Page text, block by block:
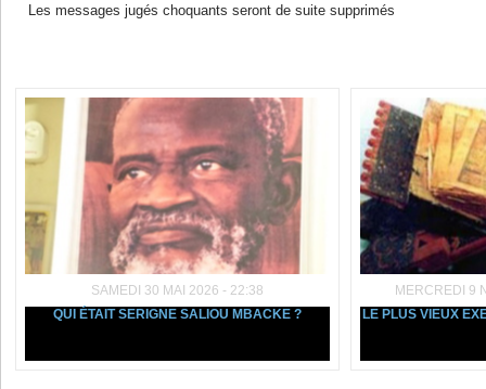
Les messages jugés choquants seront de suite supprimés
SAMEDI 30 MAI 2026 - 22:38
QUI ÉTAIT SERIGNE SALIOU MBACKE ?
MERCREDI 9
LE PLUS VIEUX